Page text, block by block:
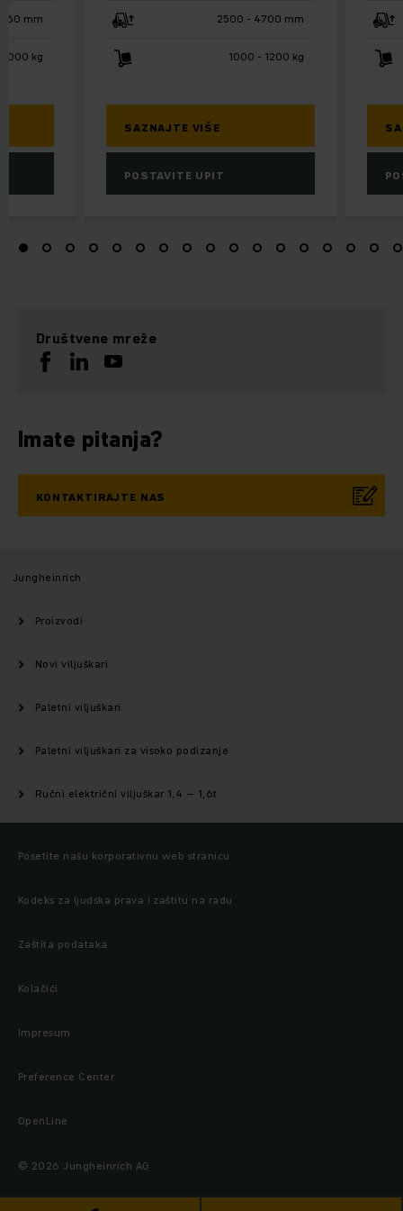
2500 - 4700 mm
1000 - 1200 kg
SAZNAJTE VIŠE
POSTAVITE UPIT
mm
2000 kg
Društvene mreže
Imate pitanja?
KONTAKTIRAJTE NAS
Jungheinrich
Proizvodi
Novi viljuškari
Paletni viljuškari
Paletni viljuškari za visoko podizanje
Ručni električni viljuškar 1,4 – 1,6t
Posetite našu korporativnu web stranicu
Kodeks za ljudska prava i zaštitu na radu
Zaštita podataka
Kolačići
Impresum
Preference Center
OpenLine
© 2026 Jungheinrich AG